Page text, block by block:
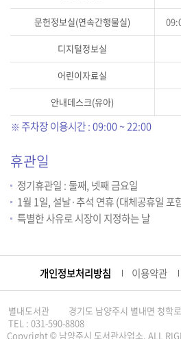
문헌정보실(연속간행물실)
디지털정보실
어린이자료실
안내데스크(유아)
주차장 이용시간 : 09:00 ~ 22:00
휴관일
정기휴관일 : 둘째, 넷째 금요일
1월 1일, 설날·추석 연휴 (대체공휴일 포
특별한 사유로 시장이 지정하는 날
개인정보처리방침 이용약관
별내도서관
경기도 남양주시 별내면 청학
TEL : 031-590-8808
Copyright © 남양주시 도서관사업소. ALL